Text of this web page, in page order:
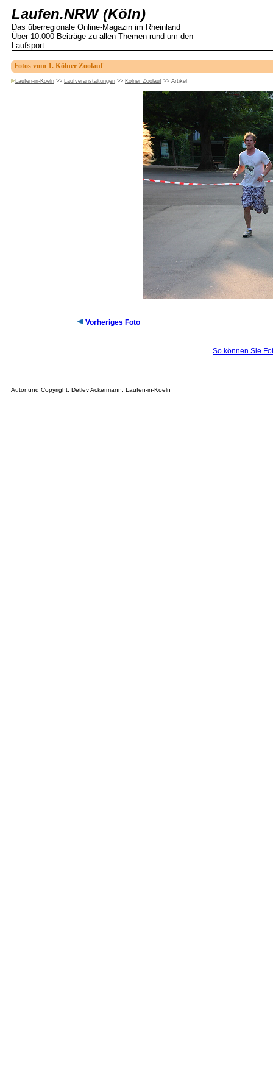
Laufen.NRW (Köln)
Das überregionale Online-Magazin im Rheinland
Über 10.000 Beiträge zu allen Themen rund um den
Laufsport
Fotos vom 1. Kölner Zoolauf
Laufen-in-Koeln >> Laufveranstaltungen >> Kölner Zoolauf >> Artikel
Vorheriges Foto
So können Sie
Autor und Copyright: Detlev Ackermann, Laufen-in-Koeln